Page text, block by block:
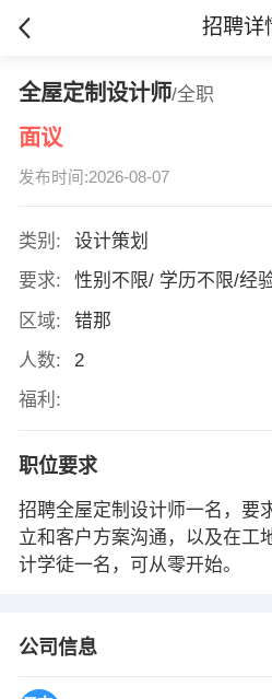
招聘详
全屋定制设计师/全职
面议
发布时间:2026-08-07
类别:
设计策划
要求:
性别不限/ 学历不限/经
区域:
错那
人数:
2
福利:
职位要求
招聘全屋定制设计师一名，要
立和客户方案沟通，以及在工
计学徒一名，可从零开始。
公司信息